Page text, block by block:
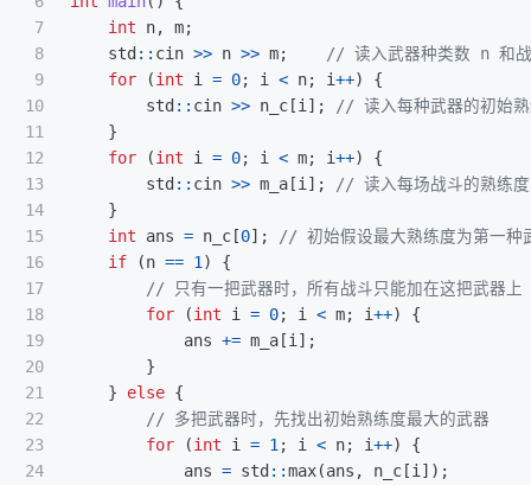
7
8
9
10
11
12
13
14
15
16
17
18
19
20
21
22
23
24
int
n, m;
std :: cin >> n >> m;
// 读入武器种类数 n 和战
for
(int i = 0; i < n; i++)
{
std :: cin >> n_c [i ];
// 读入每种武器的初始
}
for
(int i = 0; i < m; i++)
{
std :: cin >> m_a [i ];
// 读入每场战斗的熟练
}
int
ans = n_c [0];
// 初始假设最大熟练度为第一种
if
(n == 1 )
{
// 只有一把武器时，所有战斗只能加在这把武器上
for
(int i = 0; i < m; i++)
{
ans += m_a [i ];
}
}
else {
// 多把武器时，先找出初始熟练度最大的武器
for
(int i = 1 ; i < n; i++)
{
ans = std ::max(ans , n_c [i ]);